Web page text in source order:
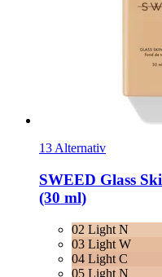
13 Alternativ
SWEED Glass
(30 ml)
02 Light N
03 Light W
04 Light C
05 Light N